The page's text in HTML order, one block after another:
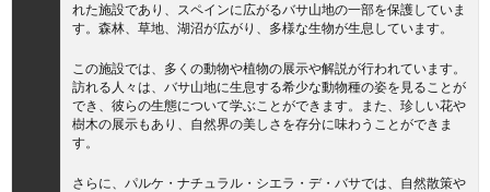
れた施設であり、スペインに広がるバサ山地の一部を保護していま
す。森林、草地、湖沼が広がり、多様な生物が生息しています。
この施設では、多くの動物や植物の展示や解説が行われています。
訪れる人々は、バサ山地に生息する希少な動物種の姿を見ることが
でき、彼らの生態について学ぶことができます。また、珍しい花や
樹木の展示もあり、自然界の美しさを存分に味わうことができま
す。
さらに、パルケ・ナチュラル・シエラ・デ・バサでは、自然散策や